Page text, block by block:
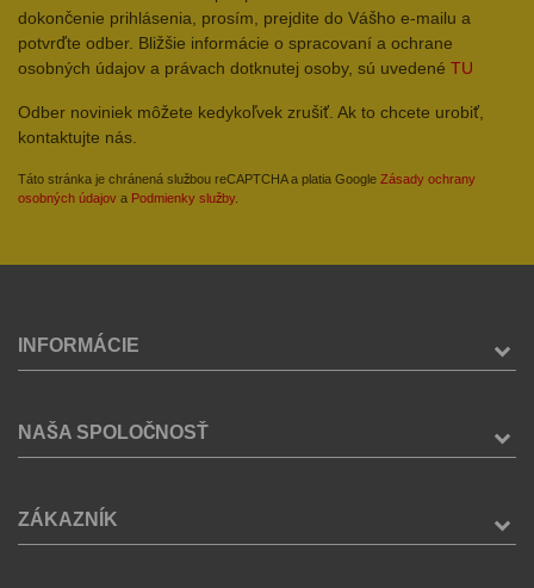
dokončenie prihlásenia, prosím, prejdite do Vášho e-mailu a
potvrďte odber. Bližšie informácie o spracovaní a ochrane
osobných údajov a právach dotknutej osoby, sú uvedené TU
Odber noviniek môžete kedykoľvek zrušiť. Ak to chcete urobiť,
kontaktujte nás.
Táto stránka je chránená službou reCAPTCHA a platia Google Zásady ochrany
osobných údajov a Podmienky služby.
INFORMÁCIE
NAŠA SPOLOČNOSŤ
ZÁKAZNÍK